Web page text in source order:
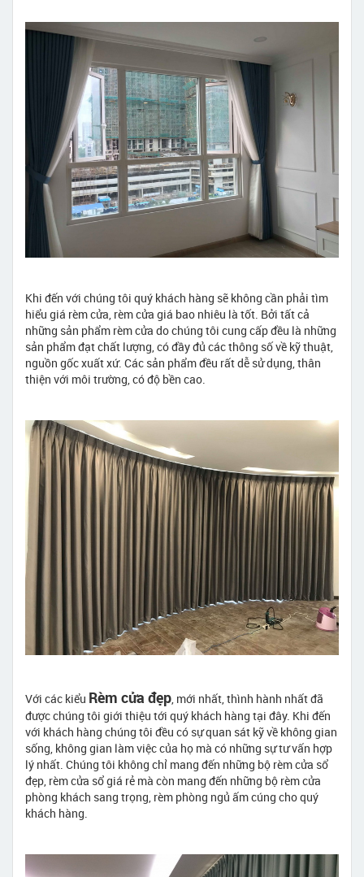
Khi đến với chúng tôi quý khách hàng sẽ không cần phải tìm
hiểu giá rèm cửa, rèm cửa giá bao nhiêu là tốt. Bởi tất cả
những sản phẩm rèm cửa do chúng tôi cung cấp đều là những
sản phẩm đạt chất lượng, có đầy đủ các thông số về kỹ thuật,
nguồn gốc xuất xứ. Các sản phẩm đều rất dễ sử dụng, thân
thiện với môi trường, có độ bền cao.
Với các kiểu Rèm cửa đẹp, mới nhất, thình hành nhất đã
được chúng tôi giới thiệu tới quý khách hàng tại đây. Khi đến
với khách hàng chúng tôi đều có sự quan sát kỹ về không gian
sống, không gian làm việc của họ mà có những sự tư vấn hợp
lý nhất. Chúng tôi không chỉ mang đến những bộ rèm cửa sổ
đẹp, rèm cửa sổ giá rẻ mà còn mang đến những bộ rèm cửa
phòng khách sang trọng, rèm phòng ngủ ấm cúng cho quý
khách hàng.